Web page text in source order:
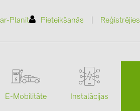
Planit Pieteikšanās Reģistrējies
E-Mobilitāte Instalācijas